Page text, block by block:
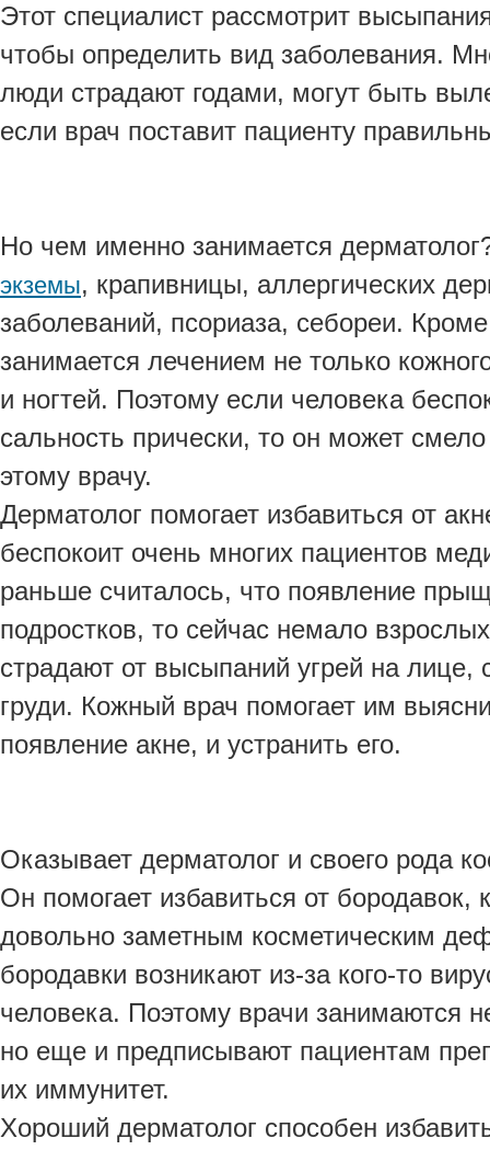
Этот специалист рассмотрит
чтобы определить вид заболевания.
люди страдают годами, могут быть
если врач поставит пациенту
Но чем именно занимается
экземы, крапивницы, аллергических
заболеваний, псориаза, себореи. Кроме
занимается лечением не только
и ногтей. Поэтому если человека
сальность прически, то он может
этому врачу.
Дерматолог помогает избавиться от
беспокоит очень многих пациентов
раньше считалось, что появление
подростков, то сейчас немало
страдают от высыпаний угрей на лице,
груди. Кожный врач помогает им
появление акне, и устранить его.
Оказывает дерматолог и своего рода
Он помогает избавиться от бородавок,
довольно заметным косметическим
бородавки возникают из-за кого-то
человека. Поэтому врачи занимаются
но еще и предписывают пациентам
их иммунитет.
Хороший дерматолог способен